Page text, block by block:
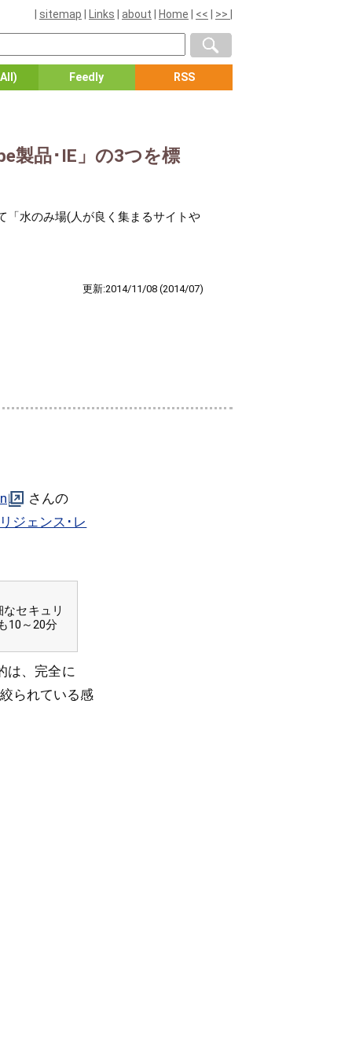
sitemap Links about Home << >>
Feedly RSS
製品･IE」の3つを標
「水のみ場(人が良く集まるサイトや
更新:2014/11/08 (2014/07)
さんの
ジェンス･レ
セキュリ
10～20分
は、完全に
られている感